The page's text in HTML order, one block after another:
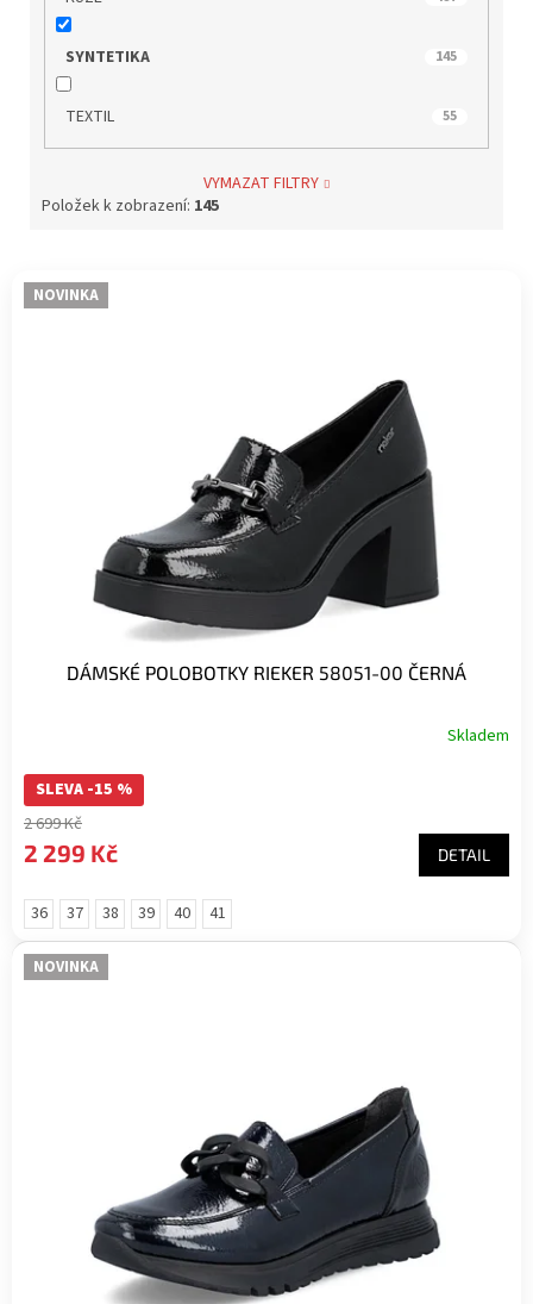
SYNTETIKA 145
TEXTIL 55
VYMAZAT FILTRY
Položek k zobrazení: 145
V NOVINKA
DÁMSKÉ POLOBOTKY RIEKER 58051-00 ČERNÁ
Skladem
SLEVA -15 %
2 699 Kč
2 299 Kč DETAIL
36 37 38 39 40 41
NOVINKA